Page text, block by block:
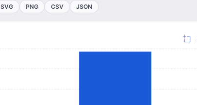
SVG PNG CSV JSON